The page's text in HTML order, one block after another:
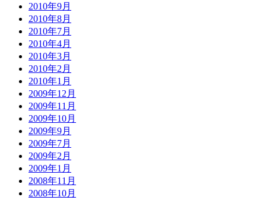
2010年9月
2010年8月
2010年7月
2010年4月
2010年3月
2010年2月
2010年1月
2009年12月
2009年11月
2009年10月
2009年9月
2009年7月
2009年2月
2009年1月
2008年11月
2008年10月